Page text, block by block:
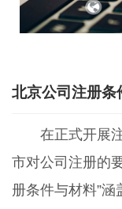
北京公司注册条
在正式开展
市对公司注册的
册条件与材料”